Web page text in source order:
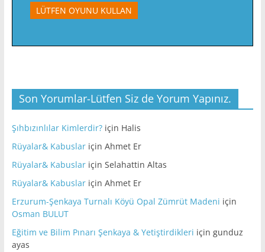
LÜTFEN OYUNU KULLAN
Son Yorumlar-Lütfen Siz de Yorum Yapınız.
Şıhbızınlılar Kimlerdir?için Halis
Rüyalar& Kabuslariçin Ahmet Er
Rüyalar& Kabuslariçin Selahattin Altas
Rüyalar& Kabuslariçin Ahmet Er
Erzurum-Şenkaya Turnalı Köyü Opal Zümrüt Madeni için
Osman BULUT
Eğitim ve Bilim Pınarı Şenkaya & Yetiştirdikleri için gunduz
ayas